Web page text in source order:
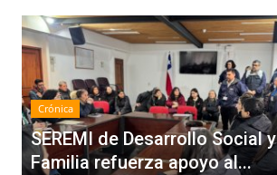
Crónica
SEREMI de Desarrollo Social y
Familia refuerza apoyo al...